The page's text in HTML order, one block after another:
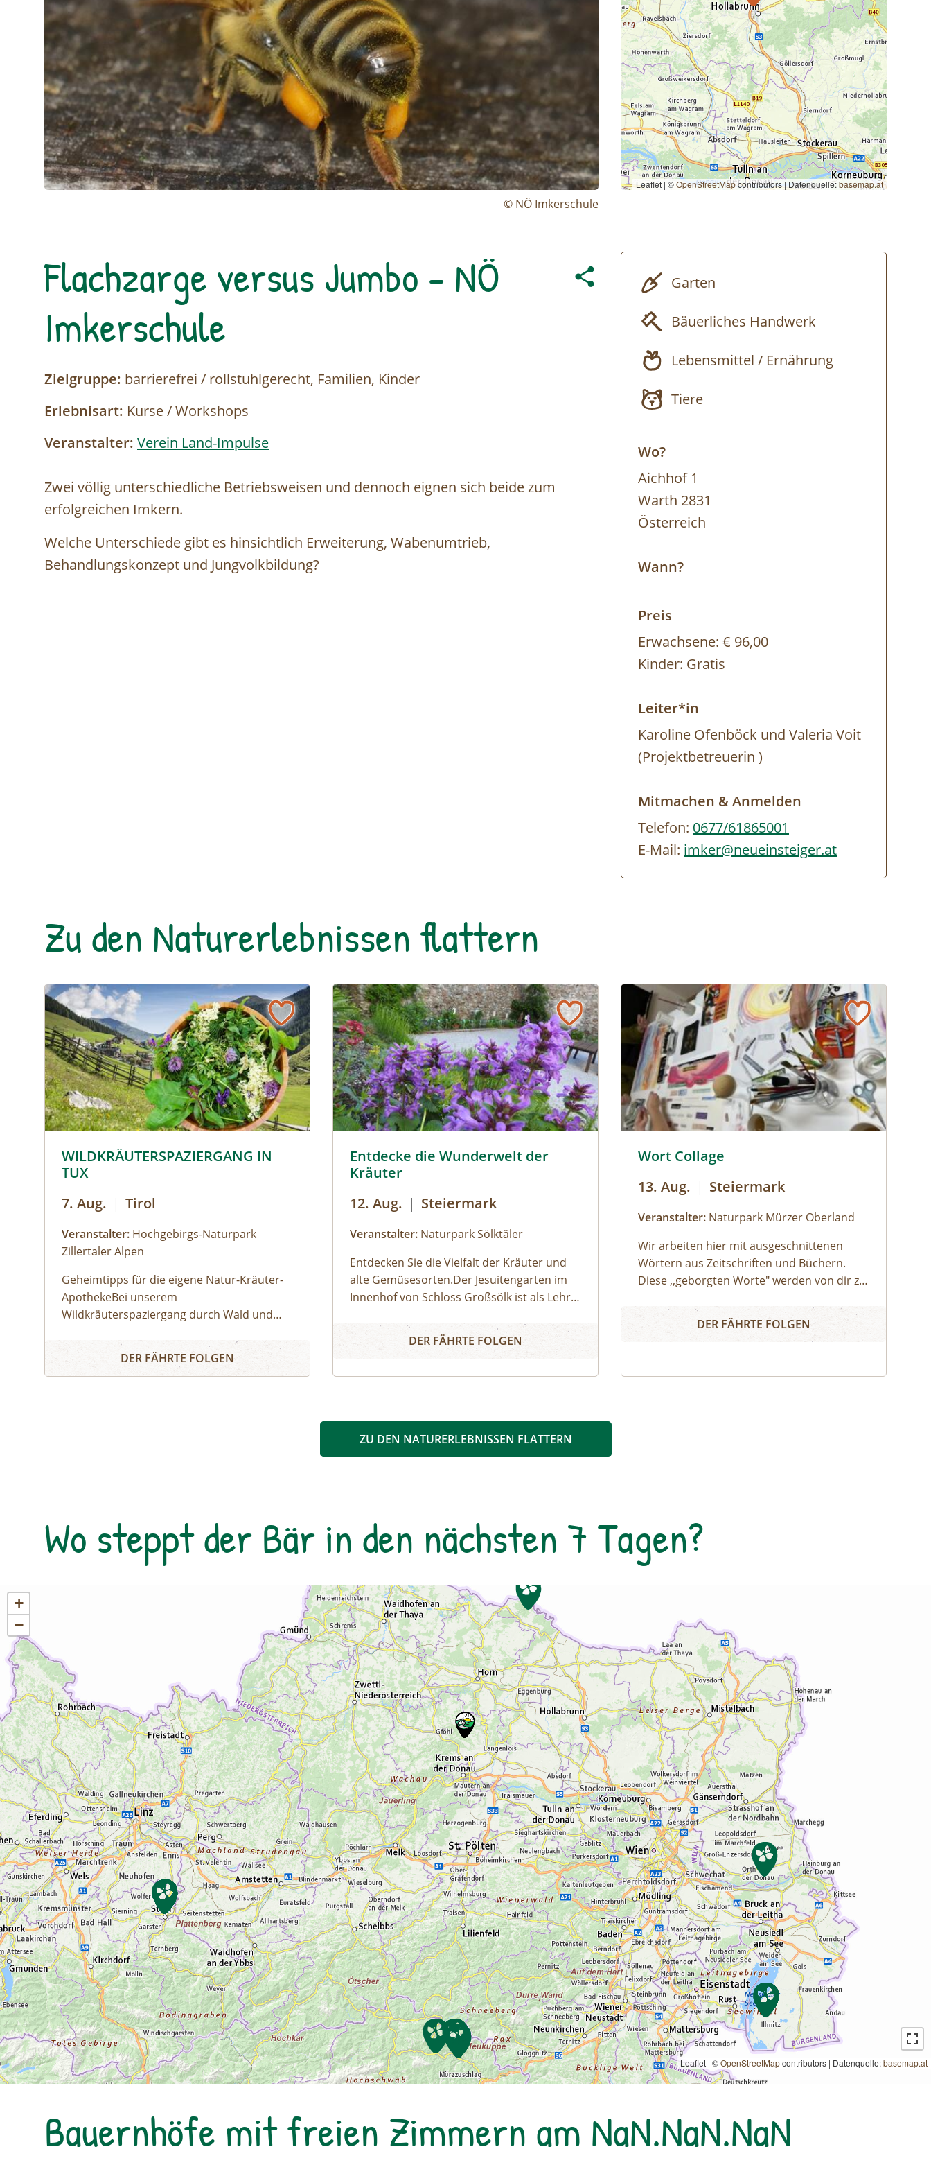
© NÖ Imkerschule
Leaflet | ©OpenStreetMapcontributors| Datenquelle:basemap.at
Flachzarge versus Jumbo - NÖ
Imkerschule
Zielgruppe: barrierefrei / rollstuhlgerecht, Familien, Kinder
Erlebnisart: Kurse / Workshops
Veranstalter: Verein Land-Impulse
Zwei völlig unterschiedliche Betriebsweisen und dennoch eignen sich beide zum
erfolgreichen Imkern.
Welche Unterschiede gibt es hinsichtlich Erweiterung, Wabenumtrieb,
Behandlungskonzept und Jungvolkbildung?
Garten
Bäuerliches Handwerk
Lebensmittel / Ernährung
Tiere
Wo?
Aichhof 1
Warth 2831
Österreich
Wann?
Preis
Erwachsene: € 96,00
Kinder: Gratis
Leiter*in
Karoline Ofenböck und Valeria Voit
(Projektbetreuerin )
Mitmachen & Anmelden
Telefon: 0677/61865001
E-Mail: imker@neueinsteiger.at
Zu den Naturerlebnissen flattern
© © Hochgebirgs-Naturpark Zillertaler Alpen
WILDKRÄUTERSPAZIERGANG IN
TUX
7. Aug. | Tirol
Veranstalter: Hochgebirgs-Naturpark
Zillertaler Alpen
Geheimtipps für die eigene Natur-Kräuter-
ApothekeBei unserem
Wildkräuterspaziergang durch Wald und
die Geheimnisse über die Heilkräfte der
Alpenkräuter. Diese tolle Natur-Apotheke ist
Bichlalm.BUCH-TIPP: Gottfried Hochgruber:
Heilkräuter, Die Apotheke der Natur – Im
Naturparkhaus im Bergsteigerdorf Ginzling
WILDKRÄUTERSPAZIERGANG IN TUX
DER FÄHRTE FOLGEN
Entdecke die Wunderwelt der
Kräuter
12. Aug. | Steiermark
Veranstalter: Naturpark Sölktäler
Entdecken Sie die Vielfalt der Kräuter und
alte Gemüsesorten.Der Jesuitengarten im
Innenhof von Schloss Großsölk ist als Lehr-
gedeihen hier viele Heil- und Gewürzkräuter
sowie neue und alte, in Vergessenheit
einer Kinderführung einen lustigen Streifzug
durch den Jesuitengarten machen.Dauer: 2
Entdecke die Wunderwelt der Kräuter
DER FÄHRTE FOLGEN
Wort Collage
13. Aug. | Steiermark
Veranstalter: Naturpark Mürzer Oberland
Wir arbeiten hier mit ausgeschnittenen
Wörtern aus Zeitschriften und Büchern.
Diese ,,geborgten Worte" werden von dir zu
zusammengesetzt. Die Worte können
herumgeschoben oder zurechtgeschnitten
Wort Collage
DER FÄHRTE FOLGEN
ZU DEN NATURERLEBNISSEN FLATTERN
Wo steppt der Bär in den nächsten 7 Tagen?
+
−
Leaflet | ©OpenStreetMapcontributors | Datenquelle:basemap.at
Bauernhöfe mit freien Zimmern am NaN.NaN.NaN